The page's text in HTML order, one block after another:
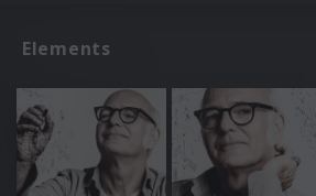
Elements